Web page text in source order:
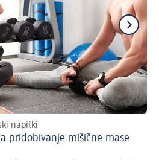
napitki
pridobivanje mišične mase